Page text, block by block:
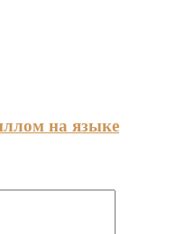
на языке